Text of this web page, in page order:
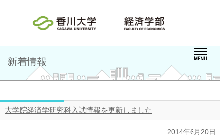
MENU
新着情報
大学院経済学研究科入試情報を更新しました
2014年6月20日